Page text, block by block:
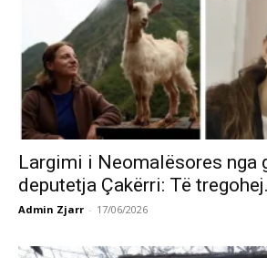
Largimi i Neomalësores nga
deputetja Çakërri: Të
Admin Zjarr - 17/06/2026